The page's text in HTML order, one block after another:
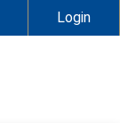
Login